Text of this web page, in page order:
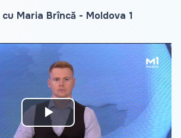
Maria Brîncă - Moldova 1
Play